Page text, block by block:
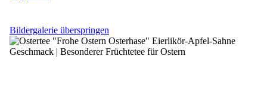
Bildergalerie überspringen